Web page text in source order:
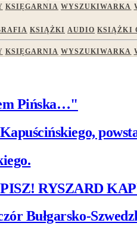
KSIĘGARNIA WYSZUKIWARKA
KSIĄŻKI AUDIO KSIĄŻKI
KSIĘGARNIA WYSZUKIWARKA
Pińska…"
RYSZARD
Bułgarsko-